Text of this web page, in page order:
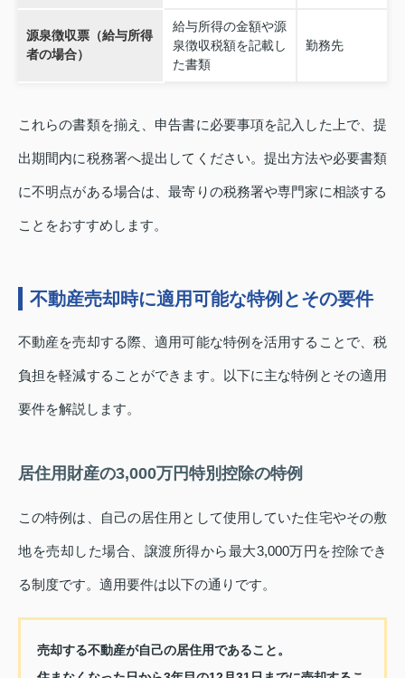
源泉徴収票（給与所得
者の場合）
給与所得の金額や源
泉徴収税額を記載し
た書類
勤務先
これらの書類を揃え、申告書に必要事項を記入した上で、提
出期間内に税務署へ提出してください。提出方法や必要書類
に不明点がある場合は、最寄りの税務署や専門家に相談する
ことをおすすめします。
不動産売却時に適用可能な特例とその要件
不動産を売却する際、適用可能な特例を活用することで、税
負担を軽減することができます。以下に主な特例とその適用
要件を解説します。
居住用財産の3,000万円特別控除の特例
この特例は、自己の居住用として使用していた住宅やその敷
地を売却した場合、譲渡所得から最大3,000万円を控除でき
る制度です。適用要件は以下の通りです。
売却する不動産が自己の居住用であること。